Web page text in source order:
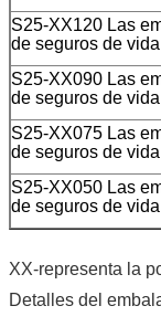
S25-XX120 Las
de seguros de vida
S25-XX090 Las
de seguros de vida
S25-XX075 Las
de seguros de vida
S25-XX050 Las
de seguros de vida
XX-representa la
Detalles del